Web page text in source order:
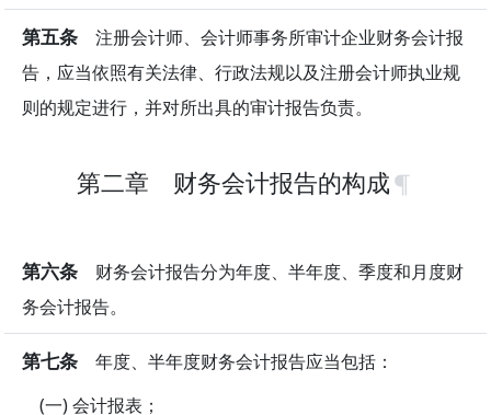
第五条 注册会计师、会计师事务所审计企业财务会计报
告，应当依照有关法律、行政法规以及注册会计师执业规
则的规定进行，并对所出具的审计报告负责。
第二章 财务会计报告的构成
第六条 财务会计报告分为年度、半年度、季度和月度财
务会计报告。
第七条 年度、半年度财务会计报告应当包括：
(一) 会计报表；